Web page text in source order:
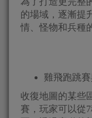
的場域，逐漸提
情、怪物和兵種
雞飛跑跳
收復地圖的某些
賽，玩家可以從